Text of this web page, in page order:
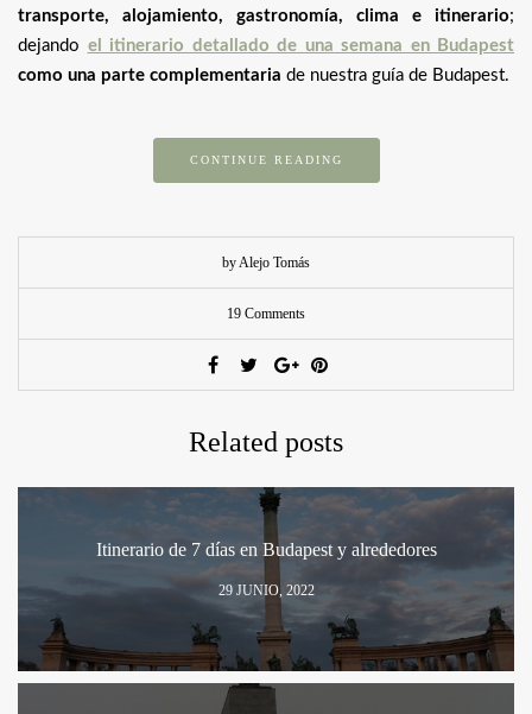
transporte, alojamiento, gastronomía, clima e itinerario;
dejando el itinerario detallado de una semana en Budapest
como una parte complementaria de nuestra guía de Budapest.
CONTINUE READING
by Alejo Tomás
19 Comments
Related posts
Itinerario de 7 días en Budapest y alrededores
29 JUNIO, 2022